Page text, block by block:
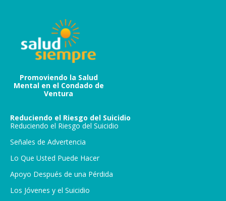
Promoviendo la Salud
Mental en el Condado de
Ventura
Reduciendo el Riesgo del Suicidio
Reduciendo el Riesgo del Suicidio
Señales de Advertencia
Lo Que Usted Puede Hacer
Apoyo Después de una Pérdida
Los Jóvenes y el Suicidio